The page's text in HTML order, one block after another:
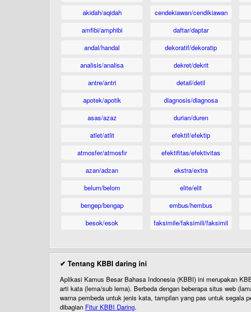
akidah/aqidah
amfibi/amphibi
andal/handal
analisis/analisa
antre/antri
apotek/apotik
asas/azaz
atlet/atlit
atmosfer/atmosfir
azan/adzan
belum/belom
bengep/bengap
besok/esok
cendekiawan/cendikiawan
daftar/daptar
dekoratif/dekoratip
dekret/dekrit
detail/detil
diagnosis/diagnosa
durian/duren
efektif/efektip
efektifitas/efektivitas
ekstra/extra
elite/elit
embus/hembus
faksimile/faksimili/faksimil
✔ Tentang KBBI daring ini
Aplikasi Kamus Besar Bahasa Indonesia (KBBI) ini merupakan
arti kata (lema/sub lema). Berbeda dengan beberapa situs web
warna pembeda untuk jenis kata, tampilan yang pas untuk segala
dibagian Fitur KBBI Daring.